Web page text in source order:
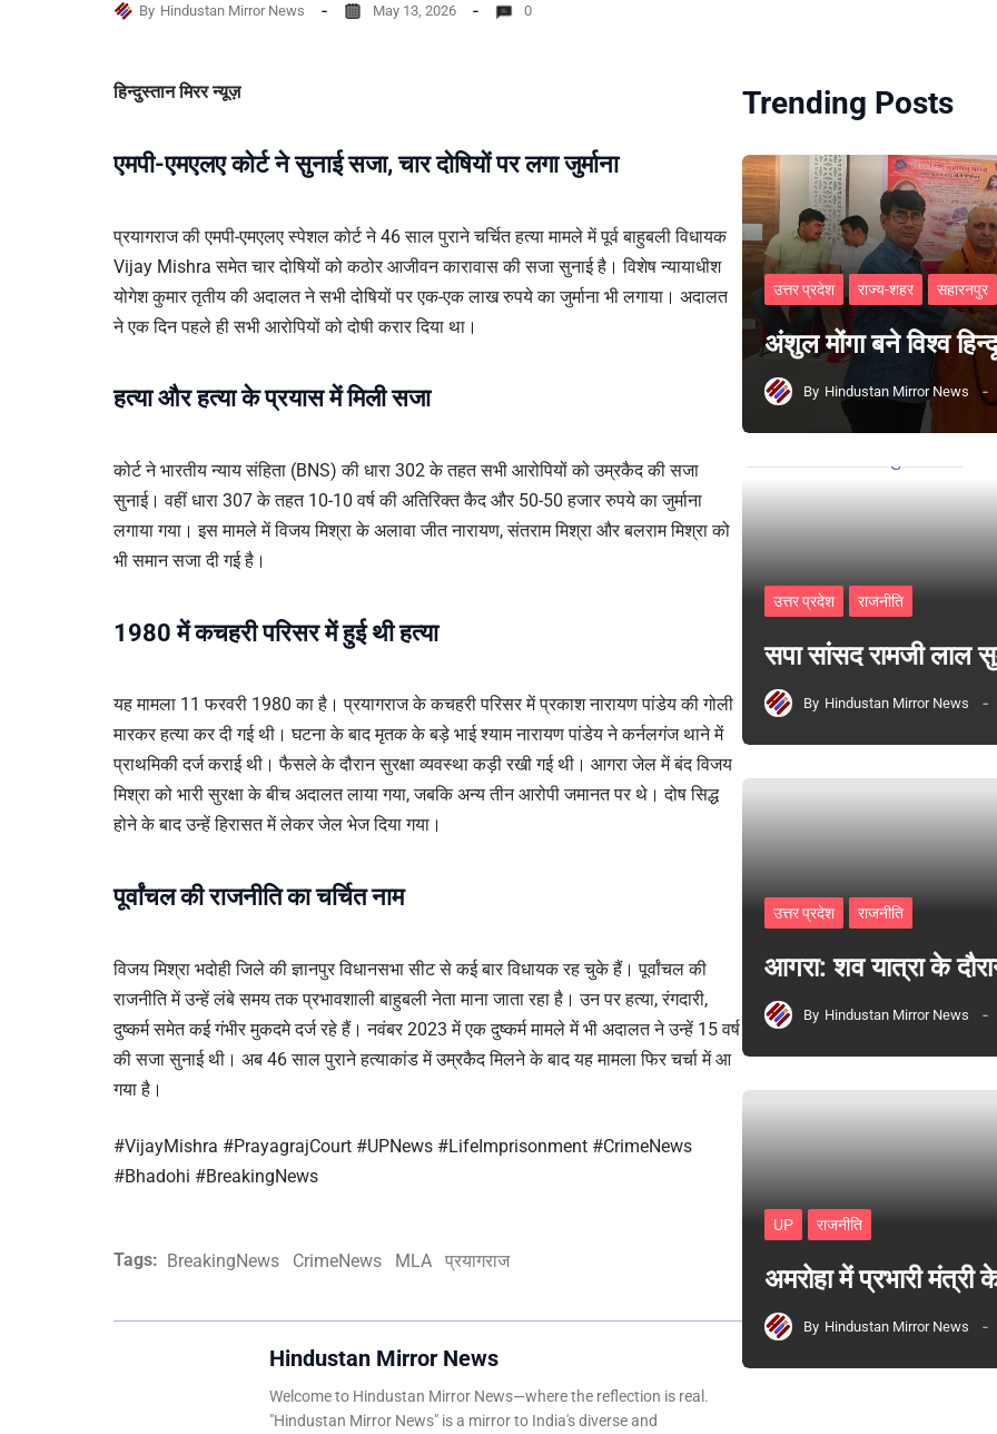
By Hindustan Mirror News May 13, 2026 0
हिन्दुस्तान मिरर न्यूज़
एमपी-एमएलए कोर्ट ने सुनाई सजा, चार दोषियों पर लगा जुर्माना
प्रयागराज की एमपी-एमएलए स्पेशल कोर्ट ने 46 साल पुराने चर्चित हत्या मामले में पूर्व बाहुबली विधायक
Vijay Mishra समेत चार दोषियों को कठोर आजीवन कारावास की सजा सुनाई है। विशेष न्यायाधीश
योगेश कुमार तृतीय की अदालत ने सभी दोषियों पर एक-एक लाख रुपये का जुर्माना भी लगाया। अदालत
ने एक दिन पहले ही सभी आरोपियों को दोषी करार दिया था।
हत्या और हत्या के प्रयास में मिली सजा
कोर्ट ने भारतीय न्याय संहिता (BNS) की धारा 302 के तहत सभी आरोपियों को उम्रकैद की सजा
सुनाई। वहीं धारा 307 के तहत 10-10 वर्ष की अतिरिक्त कैद और 50-50 हजार रुपये का जुर्माना
लगाया गया। इस मामले में विजय मिश्रा के अलावा जीत नारायण, संतराम मिश्रा और बलराम मिश्रा को
भी समान सजा दी गई है।
1980 में कचहरी परिसर में हुई थी हत्या
यह मामला 11 फरवरी 1980 का है। प्रयागराज के कचहरी परिसर में प्रकाश नारायण पांडेय की गोली
मारकर हत्या कर दी गई थी। घटना के बाद मृतक के बड़े भाई श्याम नारायण पांडेय ने कर्नलगंज थाने में
प्राथमिकी दर्ज कराई थी। फैसले के दौरान सुरक्षा व्यवस्था कड़ी रखी गई थी। आगरा जेल में बंद विजय
मिश्रा को भारी सुरक्षा के बीच अदालत लाया गया, जबकि अन्य तीन आरोपी जमानत पर थे। दोष सिद्ध
होने के बाद उन्हें हिरासत में लेकर जेल भेज दिया गया।
पूर्वांचल की राजनीति का चर्चित नाम
विजय मिश्रा भदोही जिले की ज्ञानपुर विधानसभा सीट से कई बार विधायक रह चुके हैं। पूर्वांचल की
राजनीति में उन्हें लंबे समय तक प्रभावशाली बाहुबली नेता माना जाता रहा है। उन पर हत्या, रंगदारी,
दुष्कर्म समेत कई गंभीर मुकदमे दर्ज रहे हैं। नवंबर 2023 में एक दुष्कर्म मामले में भी अदालत ने उन्हें 15 वर्ष
की सजा सुनाई थी। अब 46 साल पुराने हत्याकांड में उम्रकैद मिलने के बाद यह मामला फिर चर्चा में आ
गया है।
#VijayMishra #PrayagrajCourt #UPNews #LifeImprisonment #CrimeNews
#Bhadohi #BreakingNews
Tags: BreakingNews CrimeNews MLA प्रयागराज
Hindustan Mirror News
Welcome to Hindustan Mirror News—where the reflection is real.
"Hindustan Mirror News" is a mirror to India's diverse and
Trending Posts
उत्तर प्रदेश राज्य-शहर सहारनपुर
अंशुल मोंगा बने विश्व
By Hindustan Mirror News
उत्तर प्रदेश राजनीति
सपा सांसद रामजी लाल
By Hindustan Mirror News
उत्तर प्रदेश राजनीति
आगरा: शव यात्रा के
By Hindustan Mirror News
UP राजनीति
अमरोहा में प्रभारी
By Hindustan Mirror News